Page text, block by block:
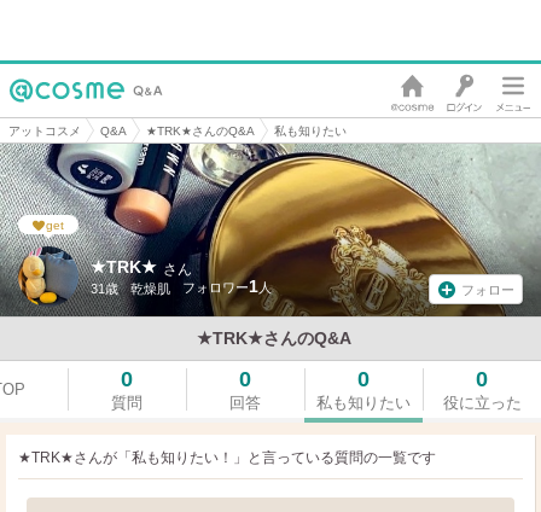
アットコスメ Q&A ★TRK★さんのQ&A 私も知りたい
★TRK★ さん
31歳 乾燥肌 1 フォロー
★TRK★さんのQ&A
get
0
質問
0
回答
0
私も知りたい
0
役に立った
★TRK★さんが「私も知りたい！」と言っている質問の一覧です